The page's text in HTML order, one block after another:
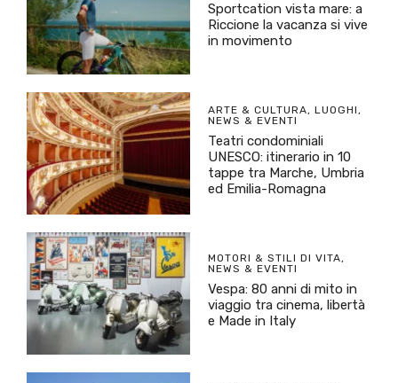
Sportcation vista mare: a
Riccione la vacanza si vive
in movimento
ARTE & CULTURA, LUOGHI,
NEWS & EVENTI
Teatri condominiali
UNESCO: itinerario in 10
tappe tra Marche, Umbria
ed Emilia-Romagna
MOTORI & STILI DI VITA,
NEWS & EVENTI
Vespa: 80 anni di mito in
viaggio tra cinema, libertà
e Made in Italy